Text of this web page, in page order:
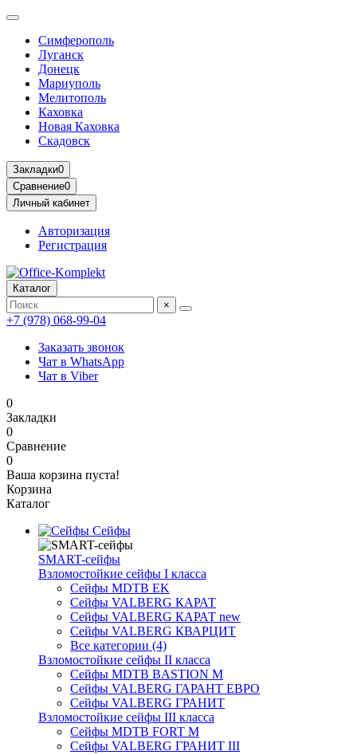
Симферополь
Луганск
Донецк
Мариуполь
Мелитополь
Каховка
Новая Каховка
Скадовск
Закладки0
Сравнение0
Личный кабинет
Авторизация
Регистрация
Каталог
×
+7 (978) 068-99-04
Заказать звонок
Чат в WhatsApp
Чат в Viber
0
Закладки
0
Сравнение
0
Ваша корзина пуста!
Корзина
Каталог
Сейфы
SMART-сейфы
Взломостойкие сейфы I класса
Сейфы MDTB EK
Сейфы VALBERG КАРАТ
Сейфы VALBERG КАРАТ new
Сейфы VALBERG КВАРЦИТ
Все категории (4)
Взломостойкие сейфы II класса
Сейфы MDTB BASTION M
Сейфы VALBERG ГАРАНТ ЕВРО
Сейфы VALBERG ГРАНИТ
Взломостойкие сейфы III класса
Сейфы MDTB FORT M
Сейфы VALBERG ГРАНИТ III